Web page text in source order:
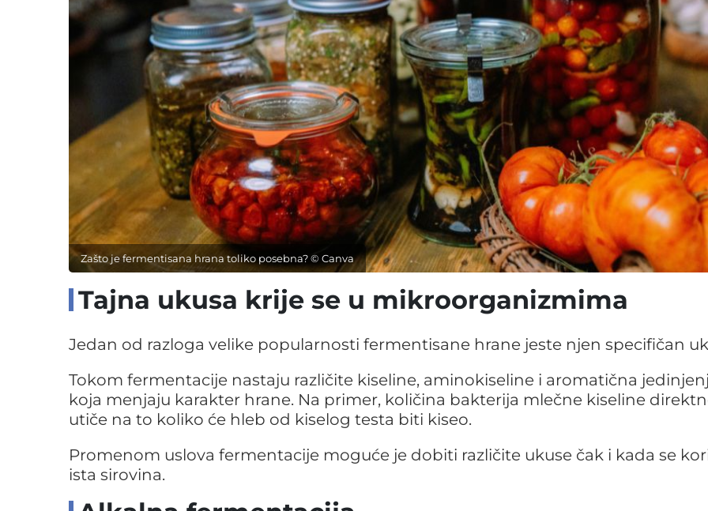
Zašto je fermentisana hrana toliko posebna? © Canva
Tajna ukusa krije se u mikroorganizmima
Jedan od razloga velike popularnosti fermentisane hrane jeste njen specifičan
Tokom fermentacije nastaju različite kiseline, aminokiseline i aromatična
koja menjaju karakter hrane. Na primer, količina bakterija mlečne kiseline
utiče na to koliko će hleb od kiselog testa biti kiseo.
Promenom uslova fermentacije moguće je dobiti različite ukuse čak i kada se
ista sirovina.